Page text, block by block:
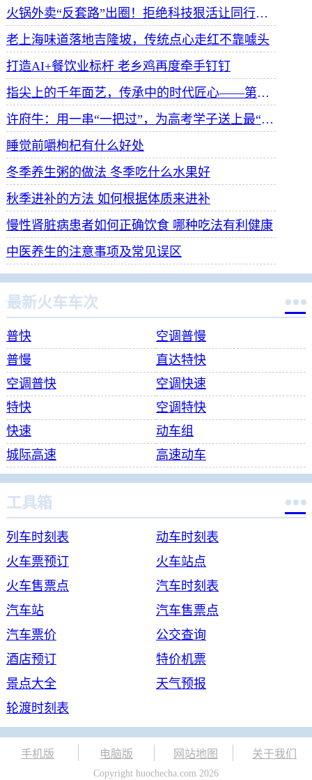
火锅外卖“反套路”出圈！拒绝科技狠活让同行颤抖
老上海味道落地吉隆坡，传统点心走红不靠噱头
打造AI+餐饮业标杆 老乡鸡再度牵手钉钉
指尖上的千年面艺，传承中的时代匠心——第八届“安琪酵母杯”中华发酵面食大赛武汉赛区开赛
许府牛：用一串“一把过”，为高考学子送上最“牛”祝福
睡觉前嚼枸杞有什么好处
冬季养生粥的做法 冬季吃什么水果好
秋季进补的方法 如何根据体质来进补
慢性肾脏病患者如何正确饮食 哪种吃法有利健康
中医养生的注意事项及常见误区
最新火车车次 
普快
空调普慢
普慢
直达特快
空调普快
空调快速
特快
空调特快
快速
动车组
城际高速
高速动车
工具箱 
列车时刻表
动车时刻表
火车票预订
火车站点
火车售票点
汽车时刻表
汽车站
汽车售票点
汽车票价
公交查询
酒店预订
特价机票
景点大全
天气预报
轮渡时刻表
手机版 电脑版 网站地图 关于我们
Copyright huochecha.com 2026